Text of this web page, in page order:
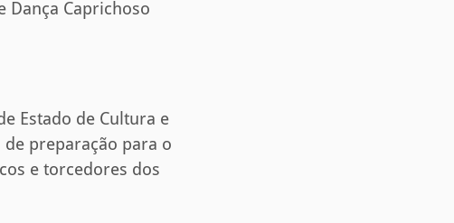
Dança Caprichoso
Estado de Cultura e
preparação para o
e torcedores dos